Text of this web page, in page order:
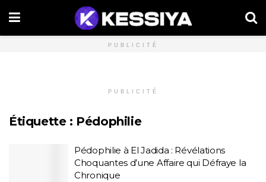
PUBLICITÉ
PUBLICITÉ
Étiquette : Pédophilie
Pédophilie à El Jadida : Révélations
Choquantes d’une Affaire qui Défraye la
Chronique